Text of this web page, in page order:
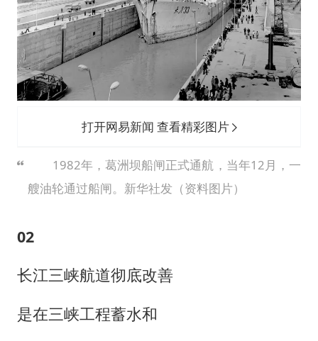
打开网易新闻 查看精彩图片
1982年，葛洲坝船闸正式通航，当年12月，一
艘油轮通过船闸。新华社发（资料图片）
02
长江三峡航道彻底改善
是在三峡工程蓄水和